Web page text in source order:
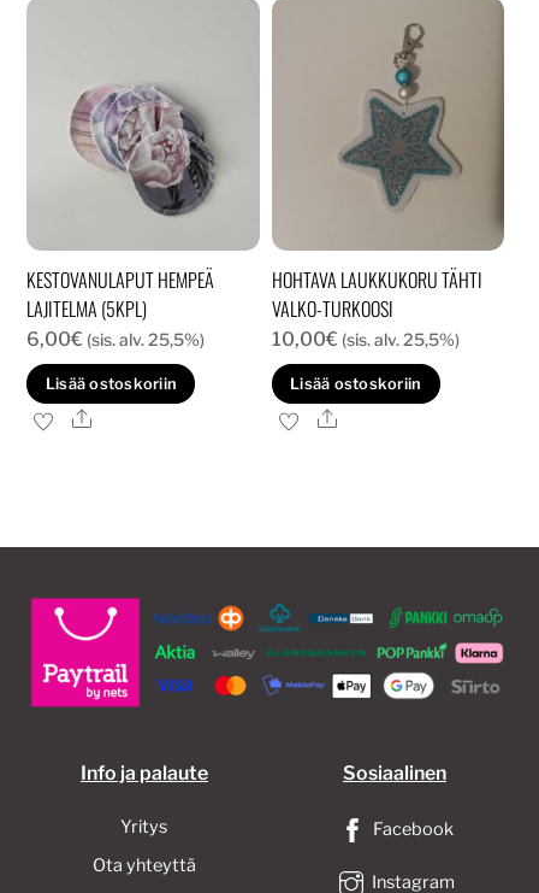
KESTOVANULAPUT HEMPEÄ
LAJITELMA (5KPL)
6,00€ (sis. alv. 25,5%)
Lisää ostoskoriin
Ale
HOHTAVA LAUKKUKORU TÄHTI
VALKO-TURKOOSI
10,00€ (sis. alv. 25,5%)
Lisää ostoskoriin
Ale
Info ja palaute
Yritys
Ota yhteyttä
Sosiaalinen
Facebook
Instagram